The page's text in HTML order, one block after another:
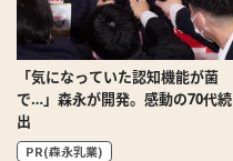
「気になっていた認知機能が菌
で…」森永が開発。感動の70代続
出
PR(森永乳業)